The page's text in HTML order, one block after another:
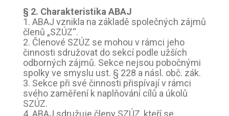
§ 2. Charakteristika ABAJ
1. ABAJ vznikla na základě společných zájmů
členů „SZÚZ“.
2. Členové SZÚZ se mohou v rámci jeho
činnosti sdružovat do sekcí podle užších
odborných zájmů. Sekce nejsou pobočnými
spolky ve smyslu ust. § 228 a násl. obč. zák.
3. Sekce při své činnosti přispívají v rámci
svého zaměření k naplňování cílů a úkolů
SZÚZ.
4. ABAJ sdružuje členy SZÚZ, kteří se